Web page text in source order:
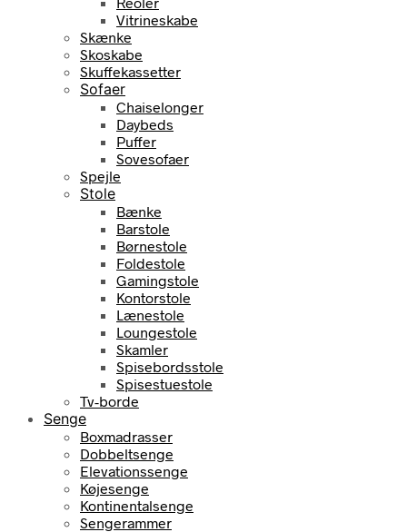
Vitrineskabe
Skænke
Skoskabe
Skuffekassetter
Sofaer
Chaiselonger
Daybeds
Puffer
Sovesofaer
Spejle
Stole
Bænke
Barstole
Børnestole
Foldestole
Gamingstole
Kontorstole
Lænestole
Loungestole
Skamler
Spisebordsstole
Spisestuestole
Tv-borde
Senge
Boxmadrasser
Dobbeltsenge
Elevationssenge
Køjesenge
Kontinentalsenge
Sengerammer